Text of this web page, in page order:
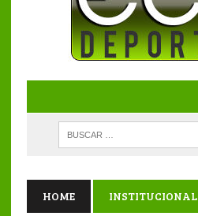
HOME INSTITUCIONAL